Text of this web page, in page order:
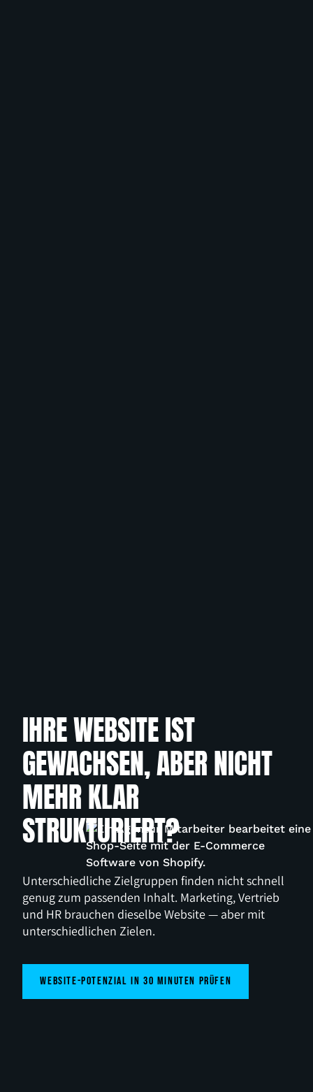
IHRE WEBSITE IST
GEWACHSEN, ABER NICHT
MEHR KLAR
STRUKTURIERT?
Unterschiedliche Zielgruppen finden nicht schnell
genug zum passenden Inhalt. Marketing, Vertrieb
und HR brauchen dieselbe Website — aber mit
unterschiedlichen Zielen.
Website-Potenzial in 30 Minuten prüfen